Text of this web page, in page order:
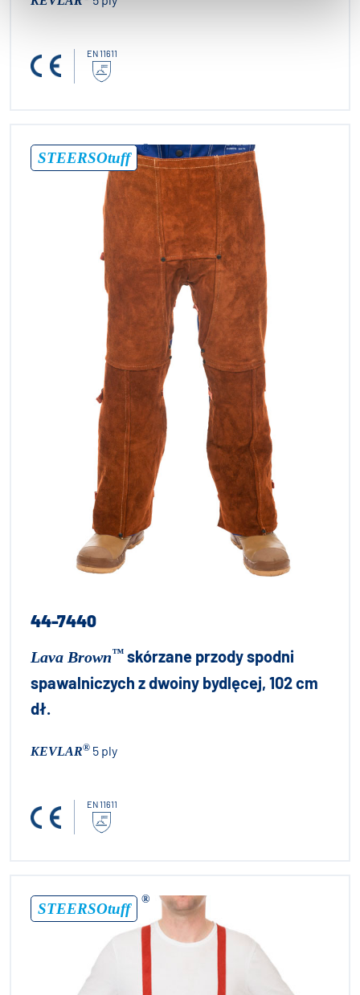
EN 11611
STEERSOtuff
®
44-7440
Lava Brown™ skórzane przody spodni
spawalniczych z dwoiny bydlęcej, 102 cm
dł.
KEVLAR® 5 ply
EN 11611
STEERSOtuff
®